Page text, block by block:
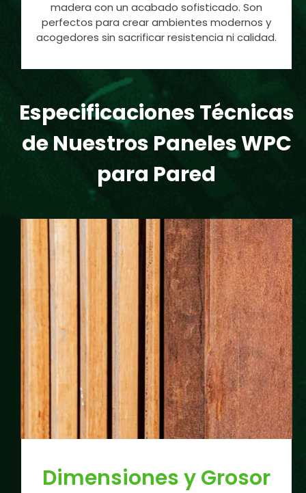
madera con un acabado sofisticado. Son
perfectos para crear ambientes modernos y
acogedores sin sacrificar resistencia ni calidad.
Especificaciones Técnicas
de Nuestros Paneles WPC
para Pared
Dimensiones y Grosor